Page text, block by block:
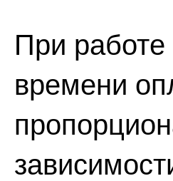
При работе
времени